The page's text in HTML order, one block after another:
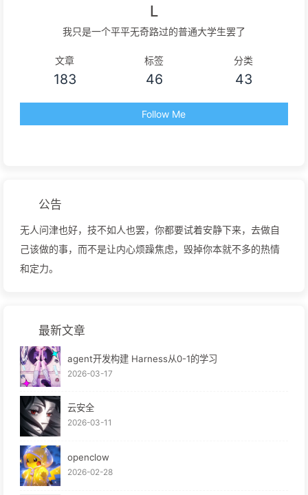
L
我只是一个平平无奇路过的普通大学生罢了
文章
183
标签
46
分类
43
Follow Me
公告
无人问津也好，技不如人也罢，你都要试着安静下来，去做自
己该做的事，而不是让内心烦躁焦虑，毁掉你本就不多的热情
和定力。
最新文章
agent开发构建 Harness从0-1的学习
2026-03-17
云安全
2026-03-11
openclow
2026-02-28